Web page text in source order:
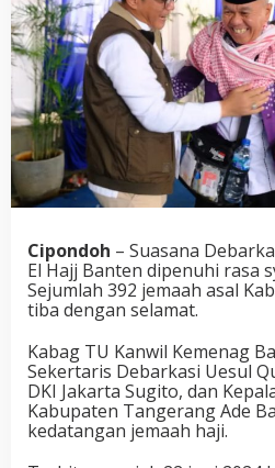
Cipondoh – Suasana
El Hajj Banten dipenuhi rasa
Sejumlah 392 jemaah asal
tiba dengan selamat.
Kabag TU Kanwil Kemenag
Sekertaris Debarkasi Uesul
DKI Jakarta Sugito, dan
Kabupaten Tangerang Ade
kedatangan jemaah haji.